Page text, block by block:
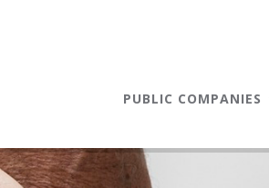
PUBLIC COMPANIES